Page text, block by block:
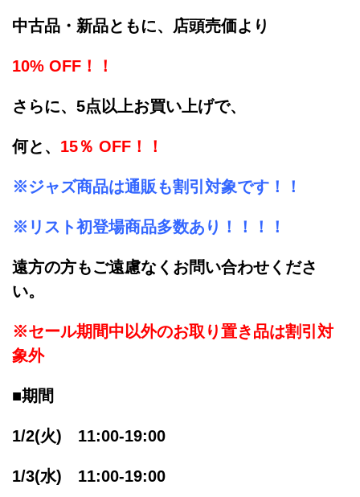
中古品・新品ともに、店頭売価より
10% OFF！！
さらに、 5点以上お買い上げで、
何と、 15％ OFF！！
※ジャズ商品は通販も割引対象です！！
※リスト初登場商品多数あり！！！！
遠方の方もご遠慮なくお問い合わせくださ
い。
※セール期間中以外のお取り置き品は割引対
象外
■期間
1/2(火) 11:00-19:00
1/3(水) 11:00-19:00